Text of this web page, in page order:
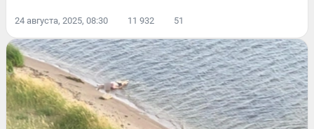
24 августа, 2025, 08:30 11 932 51